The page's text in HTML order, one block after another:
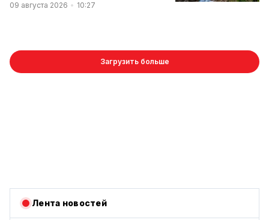
09 августа 2026 10:27
Загрузить больше
Лента новостей